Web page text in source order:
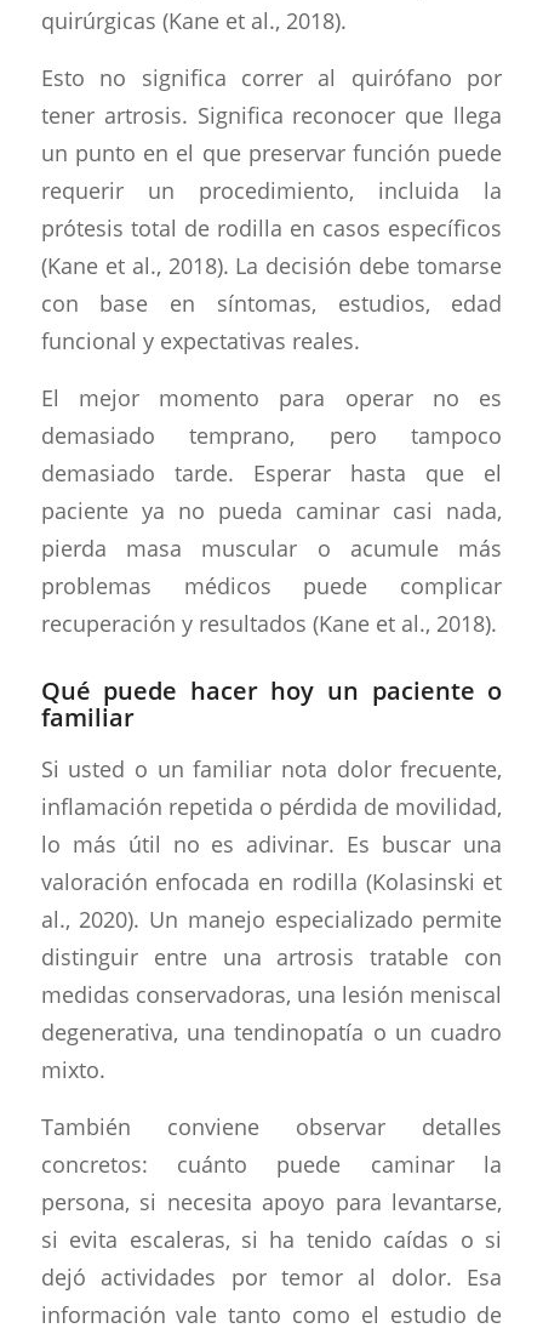
quirúrgicas (Kane et al., 2018).
Esto no significa correr al quirófano por
tener artrosis. Significa reconocer que llega
un punto en el que preservar función puede
requerir un procedimiento, incluida la
prótesis total de rodilla en casos específicos
(Kane et al., 2018). La decisión debe tomarse
con base en síntomas, estudios, edad
funcional y expectativas reales.
El mejor momento para operar no es
demasiado temprano, pero tampoco
demasiado tarde. Esperar hasta que el
paciente ya no pueda caminar casi nada,
pierda masa muscular o acumule más
problemas médicos puede complicar
recuperación y resultados (Kane et al., 2018).
Qué puede hacer hoy un paciente o
familiar
Si usted o un familiar nota dolor frecuente,
inflamación repetida o pérdida de movilidad,
lo más útil no es adivinar. Es buscar una
valoración enfocada en rodilla (Kolasinski et
al., 2020). Un manejo especializado permite
distinguir entre una artrosis tratable con
medidas conservadoras, una lesión meniscal
degenerativa, una tendinopatía o un cuadro
mixto.
También conviene observar detalles
concretos: cuánto puede caminar la
persona, si necesita apoyo para levantarse,
si evita escaleras, si ha tenido caídas o si
dejó actividades por temor al dolor. Esa
información vale tanto como el estudio de